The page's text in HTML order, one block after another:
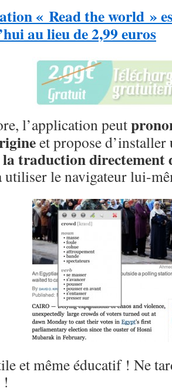
« Read the world »
au lieu de 2,99 euros
l’application peut
et propose d’installer
traduction directement
utiliser le navigateur lui-
et même éducatif ! Ne